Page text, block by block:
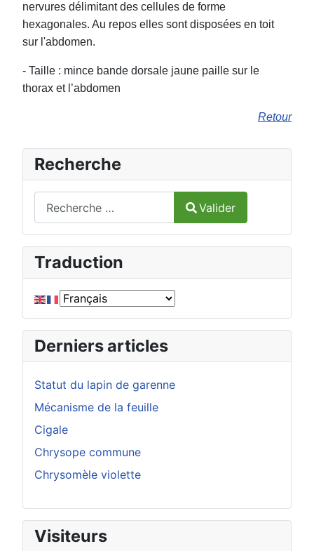
nervures délimitant des cellules de forme
hexagonales. Au repos elles sont disposées en toit
sur l'abdomen.
- Taille : mince bande dorsale jaune paille sur le
thorax et l’abdomen
Retour
Recherche
Type 2 or more characters for results.
Valider
Traduction
Derniers articles
Statut du lapin de garenne
Mécanisme de la feuille
Cigale
Chrysope commune
Chrysomèle violette
Visiteurs